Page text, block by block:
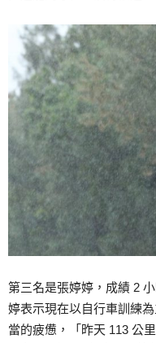
第三名是張婷婷，成績 2
婷表示現在以自行車訓練
當的疲憊，「昨天 113 公